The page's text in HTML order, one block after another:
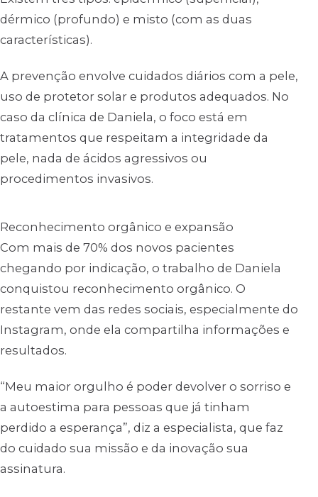
dérmico (profundo) e misto (com as duas
características).
A prevenção envolve cuidados diários com a pele,
uso de protetor solar e produtos adequados. No
caso da clínica de Daniela, o foco está em
tratamentos que respeitam a integridade da
pele, nada de ácidos agressivos ou
procedimentos invasivos.
Reconhecimento orgânico e expansão
Com mais de 70% dos novos pacientes
chegando por indicação, o trabalho de Daniela
conquistou reconhecimento orgânico. O
restante vem das redes sociais, especialmente do
Instagram, onde ela compartilha informações e
resultados.
“Meu maior orgulho é poder devolver o sorriso e
a autoestima para pessoas que já tinham
perdido a esperança”, diz a especialista, que faz
do cuidado sua missão e da inovação sua
assinatura.